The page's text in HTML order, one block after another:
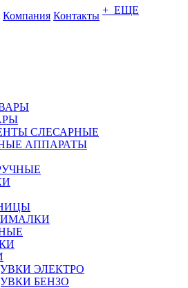
Компания Контакты + ЕЩЕ
СЛЕСАРНЫЕ
АППАРАТЫ
ЭЛЕКТРО
БЕНЗО